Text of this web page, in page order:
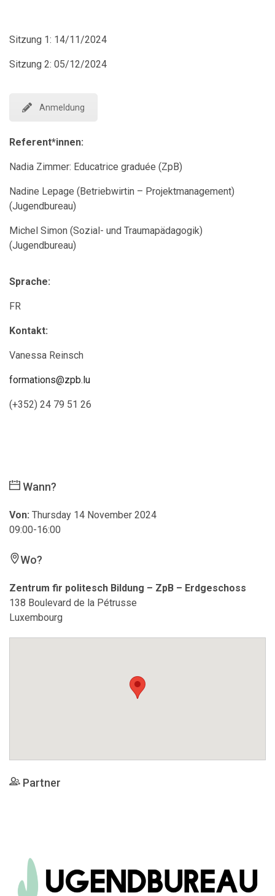
Sitzung 1: 14/11/2024
Sitzung 2: 05/12/2024
Anmeldung
Referent*innen:
Nadia Zimmer: Educatrice graduée (ZpB)
Nadine Lepage (Betriebwirtin – Projektmanagement)
(Jugendbureau)
Michel Simon (Sozial- und Traumapädagogik)
(Jugendbureau)
Sprache:
FR
Kontakt:
Vanessa Reinsch
formations@zpb.lu
(+352) 24 79 51 26
Wann?
Von: Thursday 14 November 2024
09:00-16:00
Wo?
Zentrum fir politesch Bildung – ZpB – Erdgeschoss
138 Boulevard de la Pétrusse
Luxembourg
Partner